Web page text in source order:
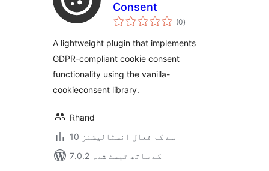
Consent
(0مجموعی
درجہ
)
A lightweight plugin that implements
GDPR-compliant cookie consent
functionality using the vanilla-
cookieconsent library.
Rhand
10 سے کم فعال انسٹالیشنز
7.0.2 کے ساتھ ٹیسٹ شدہ